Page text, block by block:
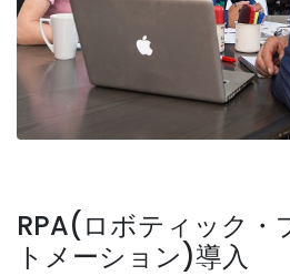
RPA(ロボティック・
トメーション)導入